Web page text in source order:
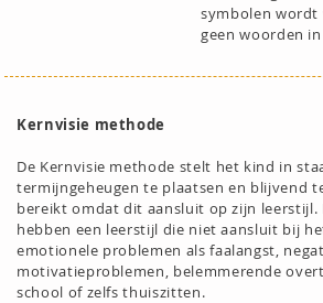
symbolen wordt
geen woorden
Kernvisie methode
De Kernvisie methode stelt het kind in
termijngeheugen te plaatsen en blijvend
bereikt omdat dit aansluit op zijn leerstijl.
hebben een leerstijl die niet aansluit bij
emotionele problemen als faalangst,
motivatieproblemen, belemmerende
school of zelfs thuiszitten.